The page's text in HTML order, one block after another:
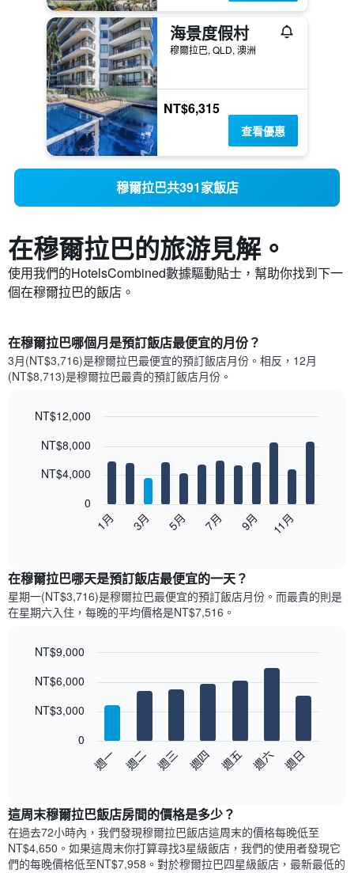
海景度假村
穆爾拉巴, QLD, 澳洲
NT$6,315
查看優惠
穆爾拉巴共391家飯店
在穆爾拉巴​的旅游見解。
使用我們的HotelsCombined數據驅動貼士，幫助你找到下一
個在穆爾拉巴​的飯店。
在穆爾拉巴哪個月是預訂飯店最便宜的月份？
3月(NT$3,716)是穆爾拉巴​最便宜的預訂飯店月份。​相反，12月
(NT$8,713)是穆爾拉巴最貴的預訂飯店月份。
chart
顯
示
每
個
的
間
均
有
1
條
X
graphic.
1月 3月 5月 7月 9月 11月
0
NT$4,000
NT$8,000
NT$12,000
在穆爾拉巴哪天是預訂飯店最便宜的一天？
星期一(NT$3,716)是穆爾拉巴​最便宜的預訂飯店月份。而最貴的則是
在星期六​入住，每晚的平均價格是NT$7,516​​。
chart
顯
示
每
週
graphic.
週一 週二 週三 週四 週五 週六 週日
0
NT$3,000
NT$6,000
NT$9,000
這周末穆爾拉巴飯店​房間的價格是多少？
在過去72小時內，我們發現穆爾拉巴飯店​這周末的價格每晚低至
NT$4,650​。如果這周末你打算尋找3星級飯店，我們的使用者發現它
們的每晚價格低至NT$7,958​。對於穆爾拉巴四星級飯店​，最新最低的